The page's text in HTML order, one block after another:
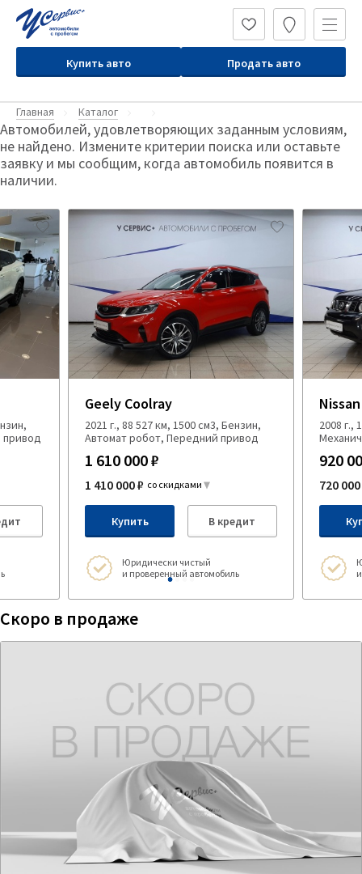
Купить авто Продать авто
Главная Каталог
Автомобилей, удовлетворяющих заданным условиям,
не найдено. Измените критерии поиска или оставьте
заявку и мы сообщим, когда автомобиль появится в
наличии.
Geely Coolray
2021 г., 88 527 км, 1500 см3, Бензин,
Автомат робот, Передний привод
1 610 000 ₽
1 410 000 ₽ со скидками
Купить В кредит
Юридически чистый
и проверенный автомобиль
2008 г.,
920
720
Скоро в продаже